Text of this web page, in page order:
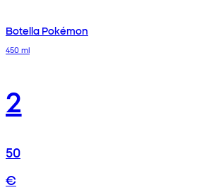
Botella Pokémon
450 ml
2
50
€